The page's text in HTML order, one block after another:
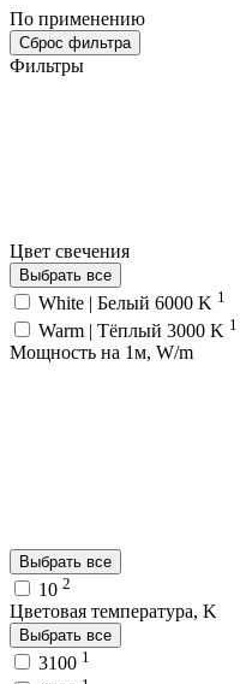
По применению
Сброс фильтра
Фильтры
Цвет свечения
Выбрать все
White | Белый 6000 K 1
Warm | Тёплый 3000 K 1
Мощность на 1м, W/m
Выбрать все
10 2
Цветовая температура, K
Выбрать все
3100 1